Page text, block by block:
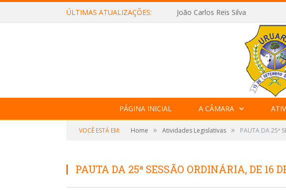
ÚLTIMAS ATUALIZAÇÕES: João Carlos Reis Silva
PÁGINA INICIAL A CÂMARA
VOCÊ ESTÁ EM: Home » Atividades Legislativas » PAUTA DA 25ª
PAUTA DA 25ª SESSÃO ORDINÁRIA, DE 16